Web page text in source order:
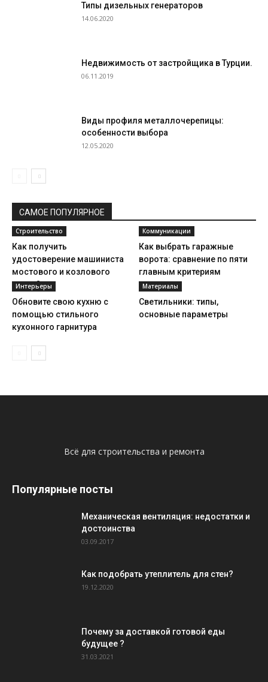
Типы дизельных генераторов
14.06.2020
Недвижимость от застройщика в Турции.
06.11.2019
Виды профиля металлочерепицы:
особенности выбора
12.05.2020
САМОЕ ПОПУЛЯРНОЕ
Строительство
Как получить
удостоверение машиниста
мостового и козлового
крана?
Коммуникации
Как выбрать гаражные
ворота: сравнение по пяти
главным критериям
Интерьеры
Обновите свою кухню с
помощью стильного
кухонного гарнитура
Материалы
Светильники: типы,
основные параметры
Всё для строительства и ремонта
Популярные посты
Механическая вентиляция: недостатки и
достоинства
03.09.2017
Как подобрать утеплитель для стен?
19.12.2020
Почему за доставкой готовой еды
будущее ?
31.03.2021